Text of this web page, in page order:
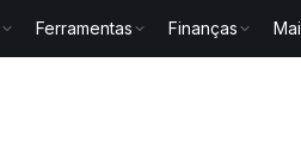
Ferramentas Finanças